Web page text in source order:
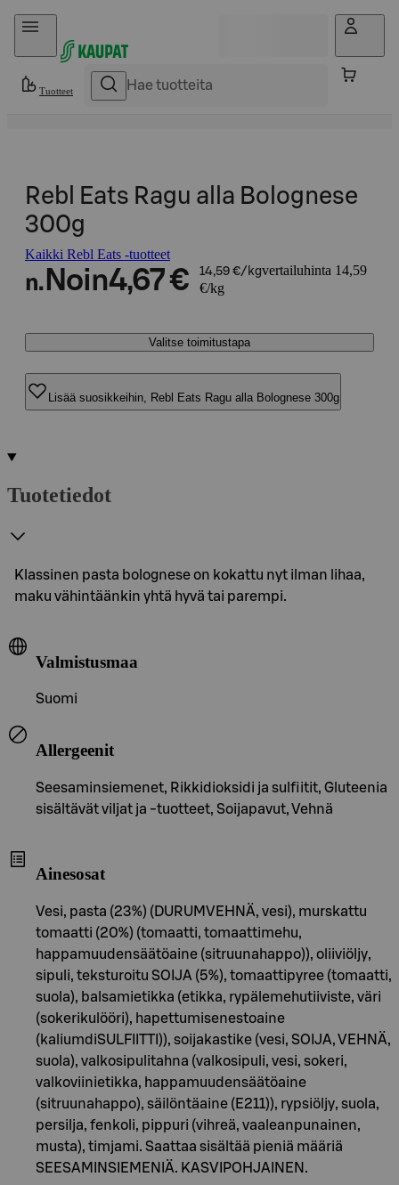
Hyppää sisältöön
Tuotteet
Rebl Eats Ragu alla Bolognese
300g
Kaikki Rebl Eats -tuotteet
n. Noin4,67 € 14,59 €/kgvertailuhinta 14,59
€/kg
Valitse toimitustapa
Lisää suosikkeihin, Rebl Eats Ragu alla Bolognese 300g
Tuotetiedot
Klassinen pasta bolognese on kokattu nyt ilman lihaa,
maku vähintäänkin yhtä hyvä tai parempi.
Valmistusmaa
Suomi
Allergeenit
Seesaminsiemenet, Rikkidioksidi ja sulfiitit, Gluteenia
sisältävät viljat ja -tuotteet, Soijapavut, Vehnä
Ainesosat
Vesi, pasta (23%) (DURUMVEHNÄ, vesi), murskattu
tomaatti (20%) (tomaatti, tomaattimehu,
happamuudensäätöaine (sitruunahappo)), oliiviöljy,
sipuli, teksturoitu SOIJA (5%), tomaattipyree (tomaatti,
suola), balsamietikka (etikka, rypälemehutiiviste, väri
(sokerikulööri), hapettumisenestoaine
(kaliumdiSULFIITTI)), soijakastike (vesi, SOIJA, VEHNÄ,
suola), valkosipulitahna (valkosipuli, vesi, sokeri,
valkoviinietikka, happamuudensäätöaine
(sitruunahappo), säilöntäaine (E211)), rypsiöljy, suola,
persilja, fenkoli, pippuri (vihreä, vaaleanpunainen,
musta), timjami. Saattaa sisältää pieniä määriä
SEESAMINSIEMENIÄ. KASVIPOHJAINEN.